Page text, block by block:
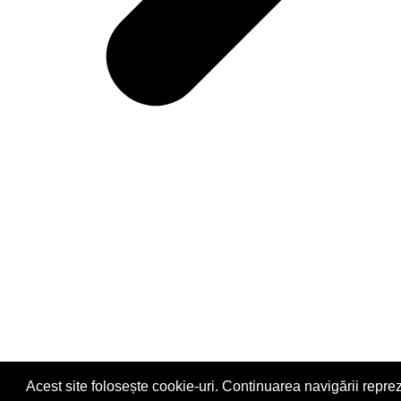
Acest site folosește cookie-uri. Continuarea navigării